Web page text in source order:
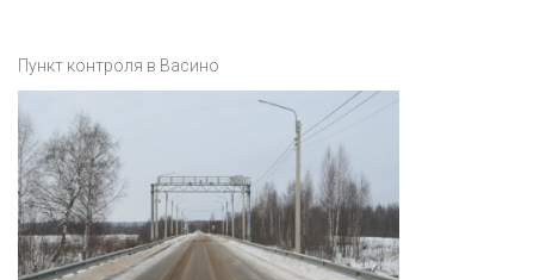
Пункт контроля в Васино